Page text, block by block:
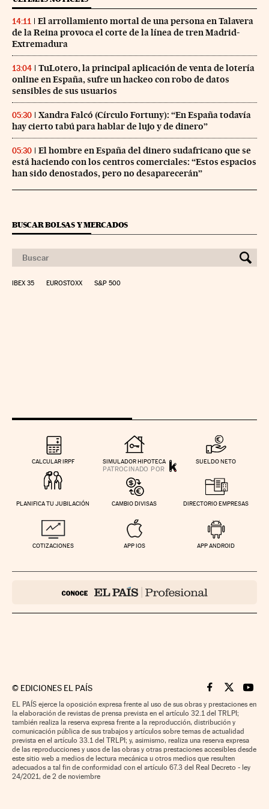
14:11
El arrollamiento mortal de una persona en Talavera
de la Reina provoca el corte de la línea de tren Madrid-
Extremadura
13:04
TuLotero, la principal aplicación de venta de lotería
online en España, sufre un hackeo con robo de datos
sensibles de sus usuarios
05:30
Xandra Falcó (Círculo Fortuny): “En España todavía
hay cierto tabú para hablar de lujo y de dinero”
05:30
El hombre en España del dinero sudafricano que se
está haciendo con los centros comerciales: “Estos espacios
han sido denostados, pero no desaparecerán”
BUSCAR BOLSAS Y MERCADOS
IBEX 35 EUROSTOXX S&P 500
CALCULAR IRPF SIMULADOR HIPOTECA SUELDO NETO
PLANIFICA TU JUBILACIÓN CAMBIO DIVISAS DIRECTORIO EMPRESAS
COTIZACIONES APP IOS APP ANDROID
© EDICIONES EL PAÍS Cinco Días en
Cinco Días
Cinco
EL PAÍS ejerce la oposición expresa frente al uso de sus obras y prestaciones en
la elaboración de revistas de prensa prevista en el artículo 32.1 del TRLPI;
también realiza la reserva expresa frente a la reproducción, distribución y
comunicación pública de sus trabajos y artículos sobre temas de actualidad
prevista en el artículo 33.1 del TRLPI; y, asimismo, realiza una reserva expresa
de las reproducciones y usos de las obras y otras prestaciones accesibles desde
este sitio web a medios de lectura mecánica u otros medios que resulten
adecuados a tal fin de conformidad con el artículo 67.3 del Real Decreto - ley
24/2021, de 2 de noviembre